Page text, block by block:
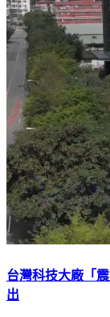
台灣科技大廠「
出